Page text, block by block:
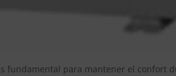
fundamental para mantener el confort